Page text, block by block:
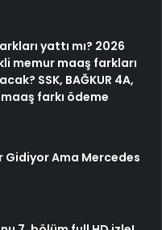
yattı mı? 2026
memur maaş farkları
SSK, BAĞKUR 4A,
farkı ödeme
Gidiyor Ama Mercedes